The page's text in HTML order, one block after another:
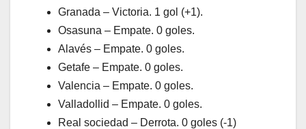
Granada – Victoria. 1 gol (+1).
Osasuna – Empate. 0 goles.
Alavés – Empate. 0 goles.
Getafe – Empate. 0 goles.
Valencia – Empate. 0 goles.
Valladollid – Empate. 0 goles.
Real sociedad – Derrota. 0 goles (-1)